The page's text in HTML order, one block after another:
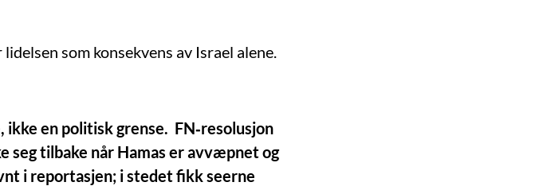
som konsekvens av Israel alene.
en politisk grense. FN‑resolusjon
seg tilbake når Hamas er avvæpnet og
i reportasjen; i stedet fikk seerne